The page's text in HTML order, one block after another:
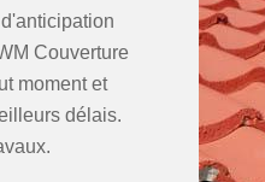
Couverture
moment et
délais.